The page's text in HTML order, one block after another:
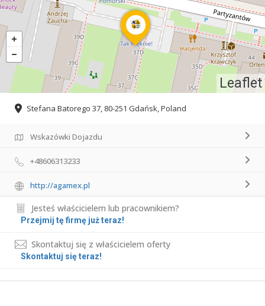
Leaflet
Stefana Batorego 37, 80-251 Gdańsk, Poland
Wskazówki Dojazdu
+48606313233
http://agamex.pl
Jesteś właścicielem lub pracownikiem?
Przejmij tę firmę już teraz!
Skontaktuj się z właścicielem oferty
Skontaktuj się teraz!